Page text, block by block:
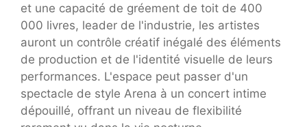
et une capacité de gréement de toit de 400
000 livres, leader de l'industrie, les artistes
auront un contrôle créatif inégalé des éléments
de production et de l'identité visuelle de leurs
performances. L'espace peut passer d'un
spectacle de style Arena à un concert intime
dépouillé, offrant un niveau de flexibilité